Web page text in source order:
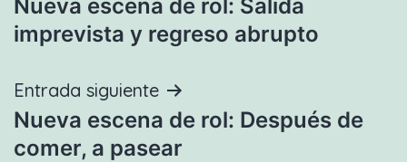
de
Nueva escena de rol: Salida
imprevista y regreso abrupto
Entrada siguiente
Nueva escena de rol: Después de
comer, a pasear